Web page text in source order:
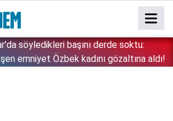
söyledikleri başını derde soktu:
emniyet Özbek kadını gözaltına aldı!